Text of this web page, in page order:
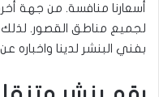
أسعارنا منافسة. من جهة
لجميع مناطق القصور. لذلك
بفني البنشر لدينا